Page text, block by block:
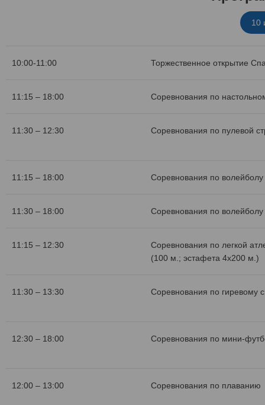
10
10:00-11:00 Торжественное открытие
11:15 – 18:00 Соревнования по
11:30 – 12:30 Соревнования по пулевой
11:15 – 18:00 Соревнования по
11:30 – 18:00 Соревнования по
11:15 – 12:30
Соревнования по легкой
(100 м.; эстафета 4х200 м.)
11:30 – 13:30 Соревнования по гиревому
12:30 – 18:00 Соревнования по мини-
12:00 – 13:00 Соревнования по плаванию